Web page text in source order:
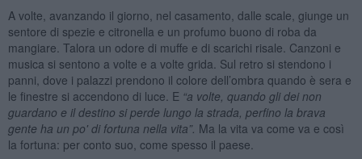
A volte, avanzando il giorno, nel casamento, dalle scale, giunge un
sentore di spezie e citronella e un profumo buono di roba da
mangiare. Talora un odore di muffe e di scarichi risale. Canzoni e
musica si sentono a volte e a volte grida. Sul retro si stendono i
panni, dove i palazzi prendono il colore dell’ombra quando è sera e
le finestre si accendono di luce. E “a volte, quando gli dei non
guardano e il destino si perde lungo la strada, perfino la brava
gente ha un po' di fortuna nella vita”. Ma la vita va come va e così
la fortuna: per conto suo, come spesso il paese.